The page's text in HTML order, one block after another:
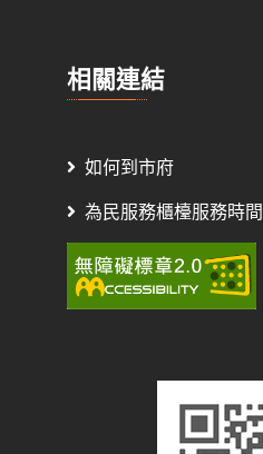
相關連結
如何到市府
為民服務櫃檯服務時間